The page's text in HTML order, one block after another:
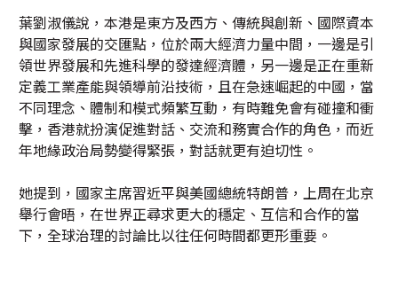
葉劉淑儀說，本港是東方及西方、傳統與創新、國際資本
與國家發展的交匯點，位於兩大經濟力量中間，一邊是引
領世界發展和先進科學的發達經濟體，另一邊是正在重新
定義工業產能與領導前沿技術，且在急速崛起的中國，當
不同理念、體制和模式頻繁互動，有時難免會有碰撞和衝
擊，香港就扮演促進對話、交流和務實合作的角色，而近
年地緣政治局勢變得緊張，對話就更有迫切性。
她提到，國家主席習近平與美國總統特朗普，上周在北京
舉行會晤，在世界正尋求更大的穩定、互信和合作的當
下，全球治理的討論比以往任何時間都更形重要。